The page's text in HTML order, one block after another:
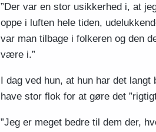
”Der var en stor usikkerhed i, at
oppe i luften hele tiden,
var man tilbage i folkeren og den
være i.”
I dag ved hun, at hun har det
have stor flok for at gøre det
”Jeg er meget bedre til dem der,